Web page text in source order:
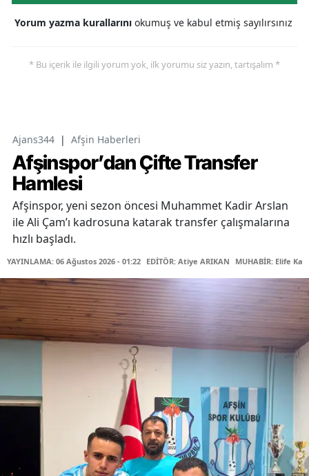
Yorum yazma kurallarını okumuş ve kabul etmiş sayılırsınız
* Bu içerik ile ilgili yorum yok, ilk yorumu siz yazın, tartışalım *
Ajans344 | Afşin Haberleri
Afşinspor’dan Çifte Transfer
Hamlesi
Afşinspor, yeni sezon öncesi Muhammet Kadir Arslan
ile Ali Çam’ı kadrosuna katarak transfer çalışmalarına
hızlı başladı.
YAYINLAMA: 06 Ağustos 2026 - 01:22 EDİTÖR: Atiye ARIKAN MUHABİR: Elife